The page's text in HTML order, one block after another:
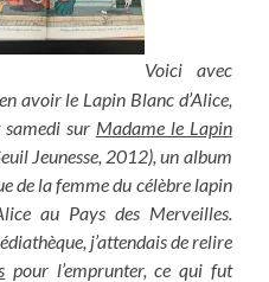
Voici avec
avoir le Lapin Blanc d’Alice,
sur Madame le Lapin
Jeunesse, 2012), un album
de la femme du célèbre lapin
au Pays des Merveilles.
j’attendais de relire
pour l’emprunter, ce qui fut